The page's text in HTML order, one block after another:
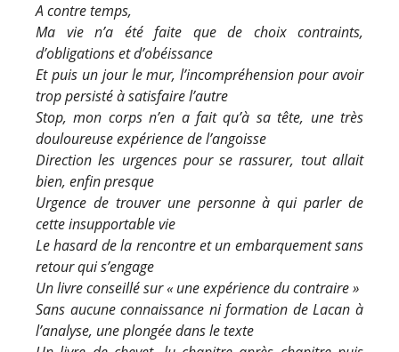
A contre temps,
Ma vie n’a été faite que de choix contraints,
d’obligations et d’obéissance
Et puis un jour le mur, l’incompréhension pour avoir
trop persisté à satisfaire l’autre
Stop, mon corps n’en a fait qu’à sa tête, une très
douloureuse expérience de l’angoisse
Direction les urgences pour se rassurer, tout allait
bien, enfin presque
Urgence de trouver une personne à qui parler de
cette insupportable vie
Le hasard de la rencontre et un embarquement sans
retour qui s’engage
Un livre conseillé sur « une expérience du contraire »
Sans aucune connaissance ni formation de Lacan à
l’analyse, une plongée dans le texte